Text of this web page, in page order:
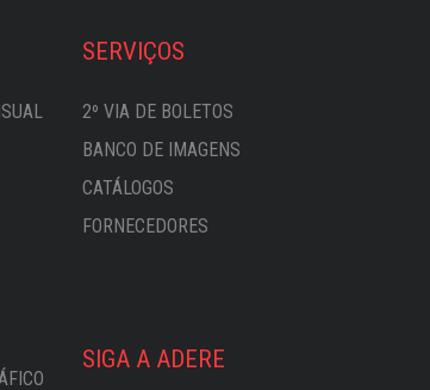
SERVIÇOS
2º VIA DE BOLETOS
BANCO DE IMAGENS
CATÁLOGOS
FORNECEDORES
SIGA A ADERE